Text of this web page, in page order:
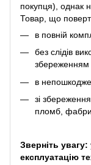
покупця), однак
Товар, що
в повній
без слідів
збереженням
в
зі
пломб,
Зверніть
експлуатацію